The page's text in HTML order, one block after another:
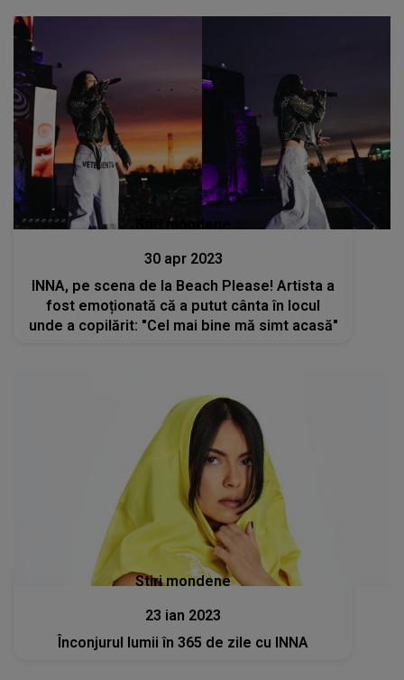
Stiri mondene
30 apr 2023
INNA, pe scena de la Beach Please! Artista a
fost emoționată că a putut cânta în locul
unde a copilărit: "Cel mai bine mă simt acasă"
Stiri mondene
23 ian 2023
Înconjurul lumii în 365 de zile cu INNA